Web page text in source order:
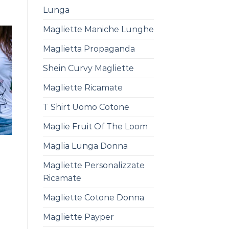
Lunga
Magliette Maniche Lunghe
Maglietta Propaganda
Shein Curvy Magliette
Magliette Ricamate
T Shirt Uomo Cotone
Maglie Fruit Of The Loom
Maglia Lunga Donna
Magliette Personalizzate
Ricamate
Magliette Cotone Donna
Magliette Payper